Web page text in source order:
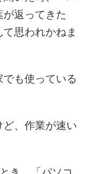
返ってきた
思われかねま
も使っている
、作業が速い